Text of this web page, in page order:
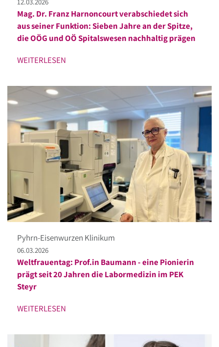
Mag. Dr. Franz Harnoncourt verabschiedet sich
aus seiner Funktion: Sieben Jahre an der Spitze,
die OÖG und OÖ Spitalswesen nachhaltig prägen
WEITERLESEN
Pyhrn-Eisenwurzen Klinikum
06.03.2026
Weltfrauentag: Prof.in Baumann - eine Pionierin
prägt seit 20 Jahren die Labormedizin im PEK
Steyr
WEITERLESEN